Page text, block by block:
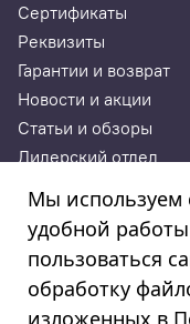
Сертификаты
Реквизиты
Гарантии и возврат
Новости и акции
Статьи и обзоры
Дилерский отдел
© 2003—2025
ИП Годунова
ИНН
308532130300022
Мы используем
удобной
пользоваться
обработку
изложенных в